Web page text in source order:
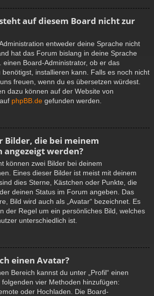
auf diesem Board nicht zur
entweder deine Sprache nicht
hat das Forum bislang in deine Sprache
einen Board-Administrator, ob er das
benötigst, installieren kann. Falls es noch nicht
freuen, wenn du es übersetzen würdest.
dazu können auf der Website von
phpBB.de gefunden werden.
Bilder, die bei meinem
angezeigt werden?
können zwei Bilder bei deinem
Eines dieser Bilder ist meist mit deinem
dies Sterne, Kästchen oder Punkte, die
deinen Status im Forum angeben. Das
Bild wird auch als „Avatar“ bezeichnet. Es
der Regel um ein persönliches Bild, welches
unterschiedlich ist.
einen Avatar?
Bereich kannst du unter „Profil“ einen
vier Methoden hinzufügen:
oder Hochladen. Die Board-